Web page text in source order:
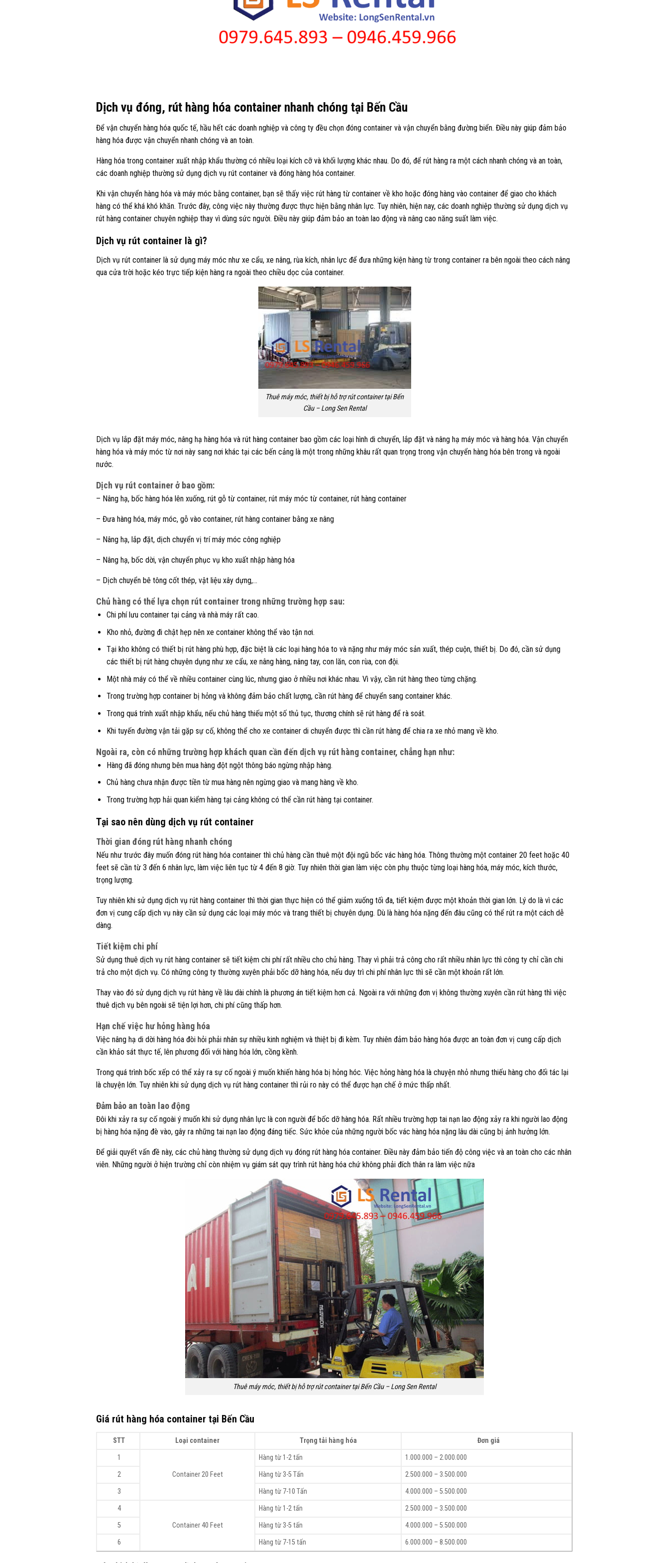
Dịch vụ đóng, rút hàng hóa container nhanh chóng tại Bến Cầu
Để vận chuyển hàng hóa quốc tế, hầu hết các doanh nghiệp và công ty đều chọn đóng container và vận chuyển bằng đường biển. Điều này giúp đảm bảo
hàng hóa được vận chuyển nhanh chóng và an toàn.
Hàng hóa trong container xuất nhập khẩu thường có nhiều loại kích cỡ và khối lượng khác nhau. Do đó, để rút hàng ra một cách nhanh chóng và an toàn,
các doanh nghiệp thường sử dụng dịch vụ rút container và đóng hàng hóa container.
Khi vận chuyển hàng hóa và máy móc bằng container, bạn sẽ thấy việc rút hàng từ container về kho hoặc đóng hàng vào container để giao cho khách
hàng có thể khá khó khăn. Trước đây, công việc này thường được thực hiện bằng nhân lực. Tuy nhiên, hiện nay, các doanh nghiệp thường sử dụng dịch vụ
rút hàng container chuyên nghiệp thay vì dùng sức người. Điều này giúp đảm bảo an toàn lao động và nâng cao năng suất làm việc.
Dịch vụ rút container là gì?
Dịch vụ rút container là sử dụng máy móc như xe cẩu, xe nâng, rùa kích, nhân lực để đưa những kiện hàng từ trong container ra bên ngoài theo cách nâng
qua cửa trời hoặc kéo trực tiếp kiện hàng ra ngoài theo chiều dọc của container.
Thuê máy móc, thiết bị hỗ trợ rút container tại Bến
Cầu – Long Sen Rental
Dịch vụ lắp đặt máy móc, nâng hạ hàng hóa và rút hàng container bao gồm các loại hình di chuyển, lắp đặt và nâng hạ máy móc và hàng hóa. Vận chuyển
hàng hóa và máy móc từ nơi này sang nơi khác tại các bến cảng là một trong những khâu rất quan trọng trong vận chuyển hàng hóa bên trong và ngoài
nước.
Dịch vụ rút container ở bao gồm:
– Nâng hạ, bốc hàng hóa lên xuống, rút gỗ từ container, rút máy móc từ container, rút hàng container
– Đưa hàng hóa, máy móc, gỗ vào container, rút hàng container bằng xe nâng
– Nâng hạ, lắp đặt, dịch chuyển vị trí máy móc công nghiệp
– Nâng hạ, bốc dời, vận chuyển phục vụ kho xuất nhập hàng hóa
– Dịch chuyển bê tông cốt thép, vật liệu xây dựng,…
Chủ hàng có thể lựa chọn rút container trong những trường hợp sau:
Chi phí lưu container tại cảng và nhà máy rất cao.
Kho nhỏ, đường đi chật hẹp nên xe container không thể vào tận nơi.
Tại kho không có thiết bị rút hàng phù hợp, đặc biệt là các loại hàng hóa to và nặng như máy móc sản xuất, thép cuộn, thiết bị. Do đó, cần sử dụng
các thiết bị rút hàng chuyên dụng như xe cẩu, xe nâng hàng, nâng tay, con lăn, con rùa, con đội.
Một nhà máy có thể về nhiều container cùng lúc, nhưng giao ở nhiều nơi khác nhau. Vì vậy, cần rút hàng theo từng chặng.
Trong trường hợp container bị hỏng và không đảm bảo chất lượng, cần rút hàng để chuyển sang container khác.
Trong quá trình xuất nhập khẩu, nếu chủ hàng thiếu một số thủ tục, thương chính sẽ rút hàng để rà soát.
Khi tuyến đường vận tải gặp sự cố, không thể cho xe container di chuyển được thì cần rút hàng để chia ra xe nhỏ mang về kho.
Ngoài ra, còn có những trường hợp khách quan cần đến dịch vụ rút hàng container, chẳng hạn như:
Hàng đã đóng nhưng bên mua hàng đột ngột thông báo ngừng nhập hàng.
Chủ hàng chưa nhận được tiền từ mua hàng nên ngừng giao và mang hàng về kho.
Trong trường hợp hải quan kiểm hàng tại cảng không có thể cần rút hàng tại container.
Tại sao nên dùng dịch vụ rút container
Thời gian đóng rút hàng nhanh chóng
Nếu như trước đây muốn đóng rút hàng hóa container thì chủ hàng cần thuê một đội ngũ bốc vác hàng hóa. Thông thường một container 20 feet hoặc 40
feet sẽ cần từ 3 đến 6 nhân lực, làm việc liên tục từ 4 đến 8 giờ.Tuy nhiên thời gian làm việc còn phụ thuộc từng loại hàng hóa, máy móc, kích thước,
trọng lượng.
Tuy nhiên khi sử dụng dịch vụ rút hàng container thì thời gian thực hiện có thể giảm xuống tối đa, tiết kiệm được một khoản thời gian lớn. Lý do là vì các
đơn vị cung cấp dịch vụ này cần sử dụng các loại máy móc và trang thiết bị chuyên dụng. Dù là hàng hóa nặng đến đâu cũng có thể rút ra một cách dễ
dàng.
Tiết kiệm chi phí
Sử dụng thuê dịch vụ rút hàng container sẽ tiết kiệm chi phí rất nhiều cho chủ hàng. Thay vì phải trả công cho rất nhiều nhân lực thì công ty chỉ cần chi
trả cho một dịch vụ. Có những công ty thường xuyên phải bốc dỡ hàng hóa, nếu duy trì chi phí nhân lực thì sẽ cần một khoản rất lớn.
Thay vào đó sử dụng dịch vụ rút hàng về lâu dài chính là phương án tiết kiệm hơn cả. Ngoài ra với những đơn vị không thường xuyên cần rút hàng thì việc
thuê dịch vụ bên ngoài sẽ tiện lợi hơn, chi phí cũng thấp hơn.
Hạn chế việc hư hỏng hàng hóa
Việc nâng hạ di dời hàng hóa đòi hỏi phải nhân sự nhiều kinh nghiệm và thiệt bị đi kèm. Tuy nhiên đảm bảo hàng hóa được an toàn đơn vị cung cấp dịch
cần khảo sát thực tế, lên phương đối với hàng hóa lớn, cồng kềnh.
Trong quá trình bốc xếp có thể xảy ra sự cố ngoài ý muốn khiến hàng hóa bị hỏng hóc. Việc hỏng hàng hóa là chuyện nhỏ nhưng thiếu hàng cho đối tác lại
là chuyện lớn. Tuy nhiên khi sử dụng dịch vụ rút hàng container thì rủi ro này có thể được hạn chế ở mức thấp nhất.
Đảm bảo an toàn lao động
Đôi khi xảy ra sự cố ngoài ý muốn khi sử dụng nhân lực là con người để bốc dỡ hàng hóa. Rất nhiều trường hợp tai nạn lao động xảy ra khi người lao động
bị hàng hóa nặng đè vào, gây ra những tai nạn lao động đáng tiếc. Sức khỏe của những người bốc vác hàng hóa nặng lâu dài cũng bị ảnh hưởng lớn.
Để giải quyết vấn đề này, các chủ hàng thường sử dụng dịch vụ đóng rút hàng hóa container. Điều này đảm bảo tiến độ công việc và an toàn cho các nhân
viên. Những người ở hiện trường chỉ còn nhiệm vụ giám sát quy trình rút hàng hóa chứ không phải đích thân ra làm việc nữa
Thuê máy móc, thiết bị hỗ trợ rút container tại Bến Cầu – Long Sen Rental
Giá rút hàng hóa container tại Bến Cầu
STT Loại container Trọng tải hàng hóa
Đơn giá
1
Container 20 Feet
Hàng từ 1-2 tấn
1.000.000 – 2.000.000
2
Hàng từ 3-5 Tấn
2.500.000 – 3.500.000
3
Hàng từ 7-10 Tấn
4.000.000 – 5.500.000
4
Container 40 Feet
Hàng từ 1-2 tấn
2.500.000 – 3.500.000
5
Hàng từ 3-5 tấn
4.000.000 – 5.500.000
6
Hàng từ 7-15 tấn 6.000.000 – 8.500.000